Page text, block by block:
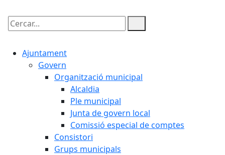
Cercar:
Ajuntament
Govern
Organització municipal
Alcaldia
Ple municipal
Junta de govern local
Comissió especial de comptes
Consistori
Grups municipals